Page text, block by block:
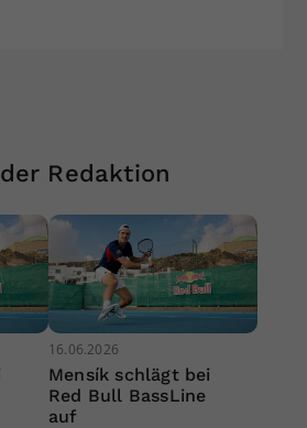
Redaktion
16.06.2026
Mensík schlägt bei
Red Bull BassLine
auf